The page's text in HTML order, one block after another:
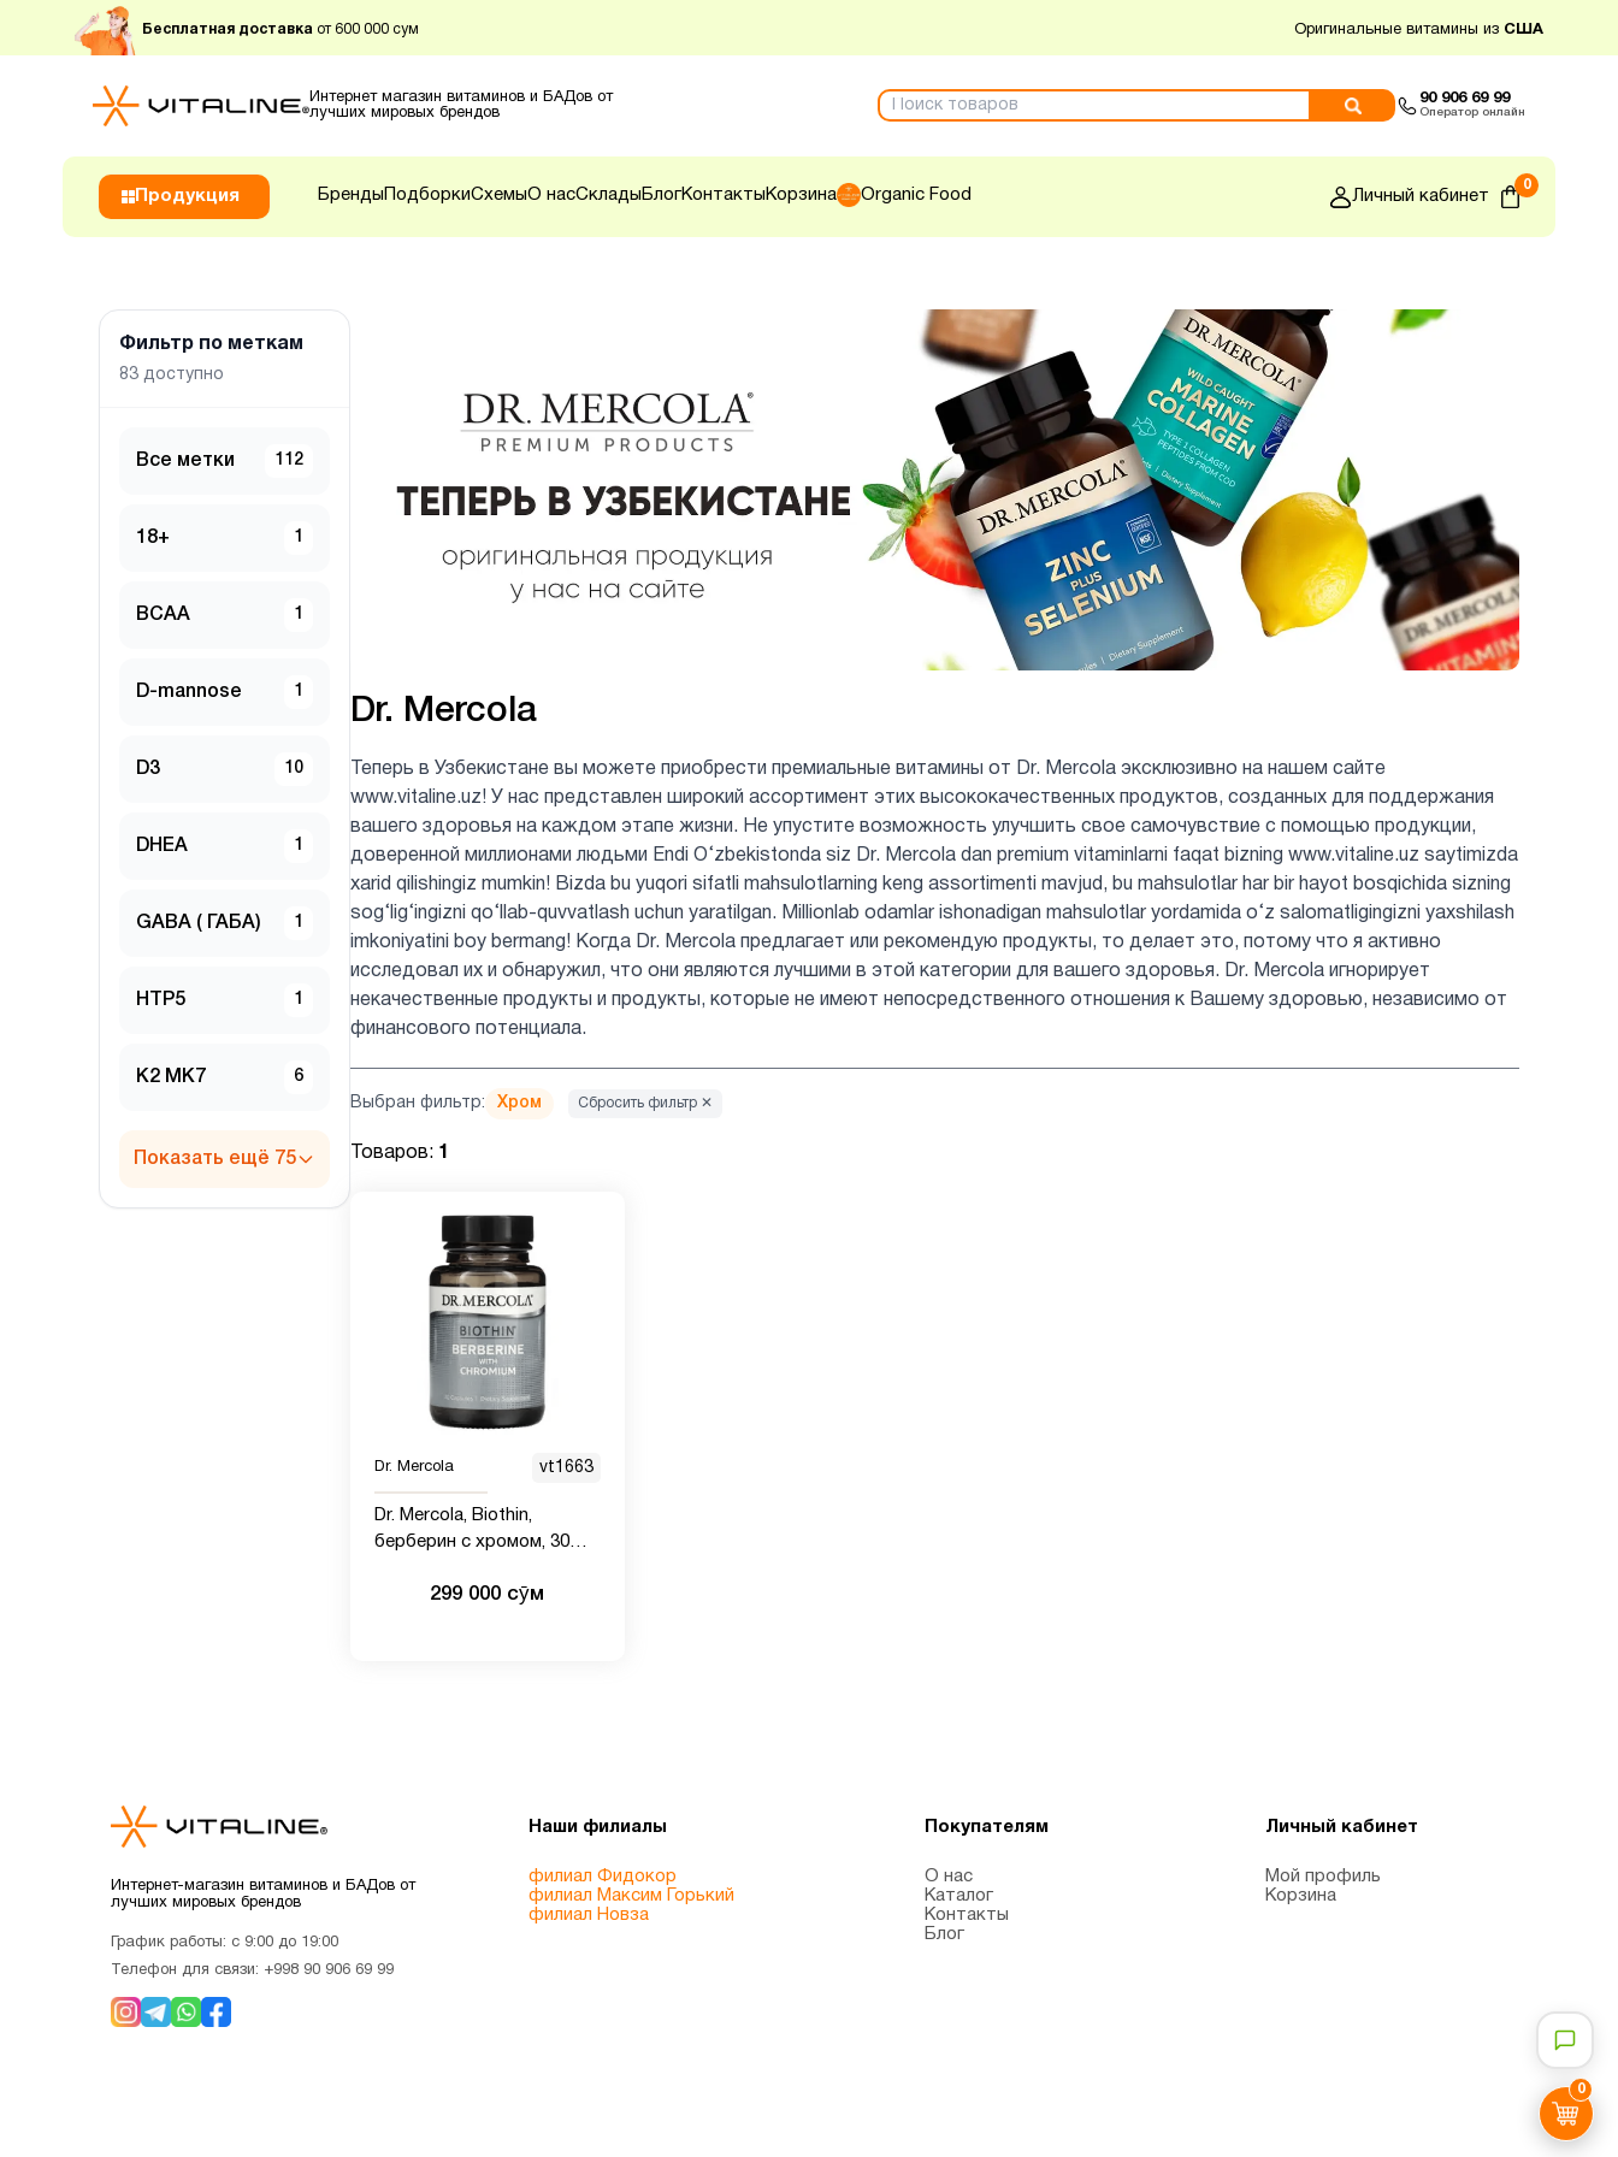
Бесплатная доставка от 600 000 сум Оригинальные витамины из США
Интернет магазин витаминов и БАДов от
лучших мировых брендов
90 906 69 99
Оператор онлайн
Продукция Бренды ПодборкиСхемыО насСклады БлогКонтакты Корзина Organic Food Личный кабинет
0
0
Фильтр по меткам
83 доступно
Все метки 112
18+ 1
BCAA 1
D-mannose 1
D3 10
DHEA 1
GABA ( ГАБА) 1
HTP5 1
K2 MK7 6
Показать ещё 75
Dr. Mercola
Теперь в Узбекистане вы можете приобрести премиальные витамины от Dr. Mercola эксклюзивно на нашем сайте
www.vitaline.uz! У нас представлен широкий ассортимент этих высококачественных продуктов, созданных для поддержания
вашего здоровья на каждом этапе жизни. Не упустите возможность улучшить свое самочувствие с помощью продукции,
доверенной миллионами людьми Endi O‘zbekistonda siz Dr. Mercola dan premium vitaminlarni faqat bizning www.vitaline.uz saytimizda
xarid qilishingiz mumkin! Bizda bu yuqori sifatli mahsulotlarning keng assortimenti mavjud, bu mahsulotlar har bir hayot bosqichida sizning
sog‘lig‘ingizni qo‘llab-quvvatlash uchun yaratilgan. Millionlab odamlar ishonadigan mahsulotlar yordamida o‘z salomatligingizni yaxshilash
imkoniyatini boy bermang! Когда Dr. Mercola предлагает или рекомендую продукты, то делает это, потому что я активно
исследовал их и обнаружил, что они являются лучшими в этой категории для вашего здоровья. Dr. Mercola игнорирует
некачественные продукты и продукты, которые не имеют непосредственного отношения к Вашему здоровью, независимо от
финансового потенциала.
Выбран фильтр: Хром Сбросить фильтр ✕
Товаров: 1
Dr. Mercola vt1663
Dr. Mercola, Biothin,
берберин с хромом, 30
299 000 сӯм
Интернет-магазин витаминов и БАДов от
лучших мировых брендов
График работы: с 9:00 до 19:00
Телефон для связи: +998 90 906 69 99
Наши филиалы
филиал Фидокор
филиал Максим Горький
филиал Новза
Покупателям
О нас
Каталог
Контакты
Блог
Личный кабинет
Мой профиль
Корзина